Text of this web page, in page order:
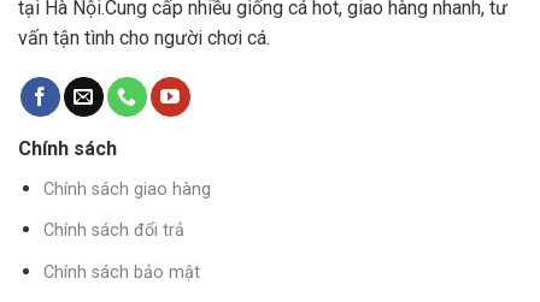
tại Hà Nội.Cung cấp nhiều giống cá hot, giao hàng nhanh, tư
vấn tận tình cho người chơi cá.
Chính sách
Chính sách giao hàng
Chính sách đổi trả
Chính sách bảo mật